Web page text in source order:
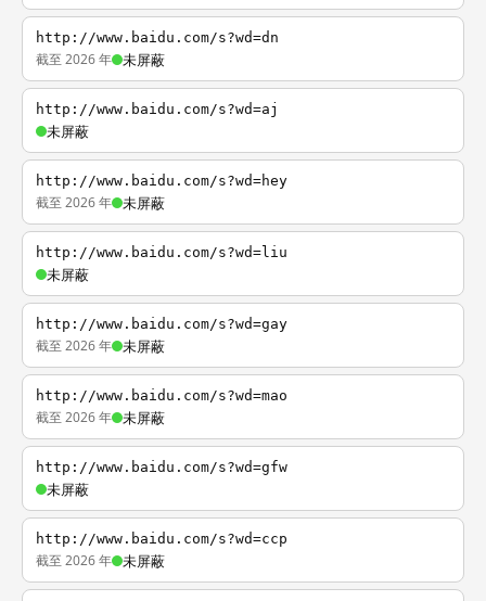
http://www.baidu.com/s?wd=dn
截至 2026 年 未屏蔽
http://www.baidu.com/s?wd=aj
未屏蔽
http://www.baidu.com/s?wd=hey
截至 2026 年 未屏蔽
http://www.baidu.com/s?wd=liu
未屏蔽
http://www.baidu.com/s?wd=gay
截至 2026 年 未屏蔽
http://www.baidu.com/s?wd=mao
截至 2026 年 未屏蔽
http://www.baidu.com/s?wd=gfw
未屏蔽
http://www.baidu.com/s?wd=ccp
截至 2026 年 未屏蔽